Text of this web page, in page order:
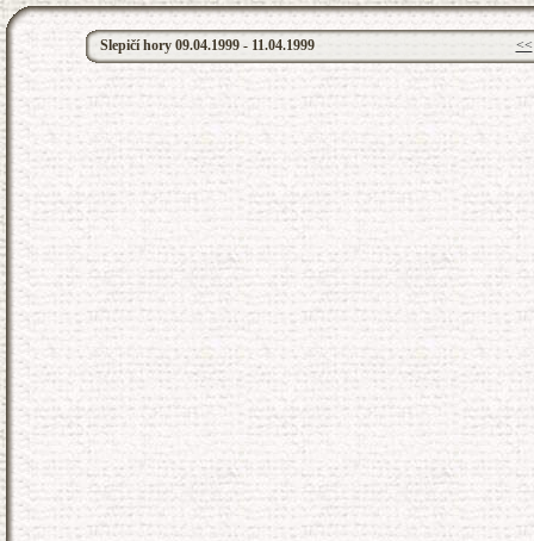
Slepičí hory 09.04.1999 - 11.04.1999 <<